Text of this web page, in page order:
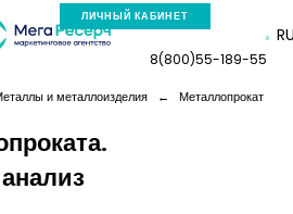
ЛИЧНЫЙ КАБИНЕТ
8(800)55-189-55
и металлоизделия ← Металлопрокат